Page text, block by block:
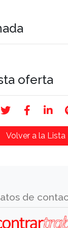
oferta
Volver a la Lista
de